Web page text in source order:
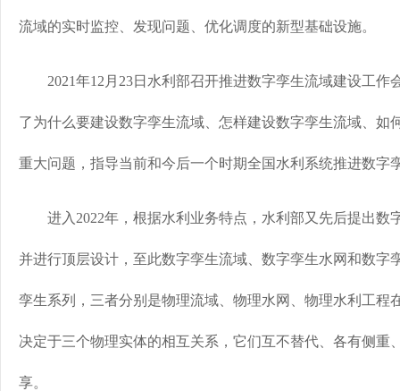
流域的实时监控、发现问题、优化调度的新型基础设施。
2021年12月23日水利部召开推进数字孪生流域建设工作
了为什么要建设数字孪生流域、怎样建设数字孪生流域、如
重大问题，指导当前和今后一个时期全国水利系统推进数字
进入2022年，根据水利业务特点，水利部又先后提出数
并进行顶层设计，至此数字孪生流域、数字孪生水网和数字
孪生系列，三者分别是物理流域、物理水网、物理水利工程
决定于三个物理实体的相互关系，它们互不替代、各有侧重
享。